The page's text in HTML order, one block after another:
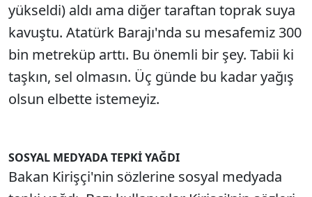
yükseldi) aldı ama diğer taraftan toprak suya
kavuştu. Atatürk Barajı'nda su mesafemiz 300
bin metreküp arttı. Bu önemli bir şey. Tabii ki
taşkın, sel olmasın. Üç günde bu kadar yağış
olsun elbette istemeyiz.
SOSYAL MEDYADA TEPKİ YAĞDI
Bakan Kirişçi'nin sözlerine sosyal medyada